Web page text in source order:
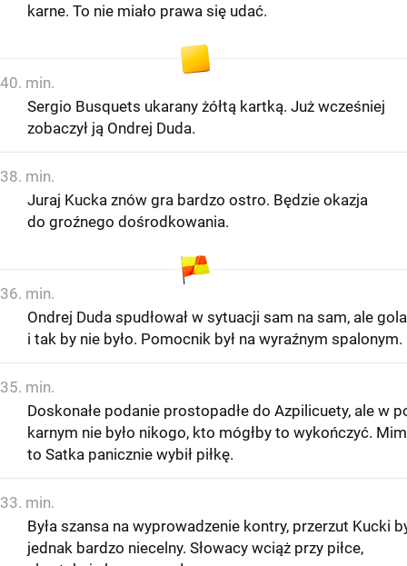
karne. To nie miało prawa się udać.
40. min.
Sergio Busquets ukarany żółtą kartką. Już wcześniej
zobaczył ją Ondrej Duda.
38. min.
Juraj Kucka znów gra bardzo ostro. Będzie okazja
do groźnego dośrodkowania.
36. min.
Ondrej Duda spudłował w sytuacji sam na sam, ale gola
i tak by nie było. Pomocnik był na wyraźnym spalonym.
35. min.
Doskonałe podanie prostopadłe do Azpilicuety, ale w
karnym nie było nikogo, kto mógłby to wykończyć.
to Satka panicznie wybił piłkę.
33. min.
Była szansa na wyprowadzenie kontry, przerzut Kucki
jednak bardzo niecelny. Słowacy wciąż przy piłce,